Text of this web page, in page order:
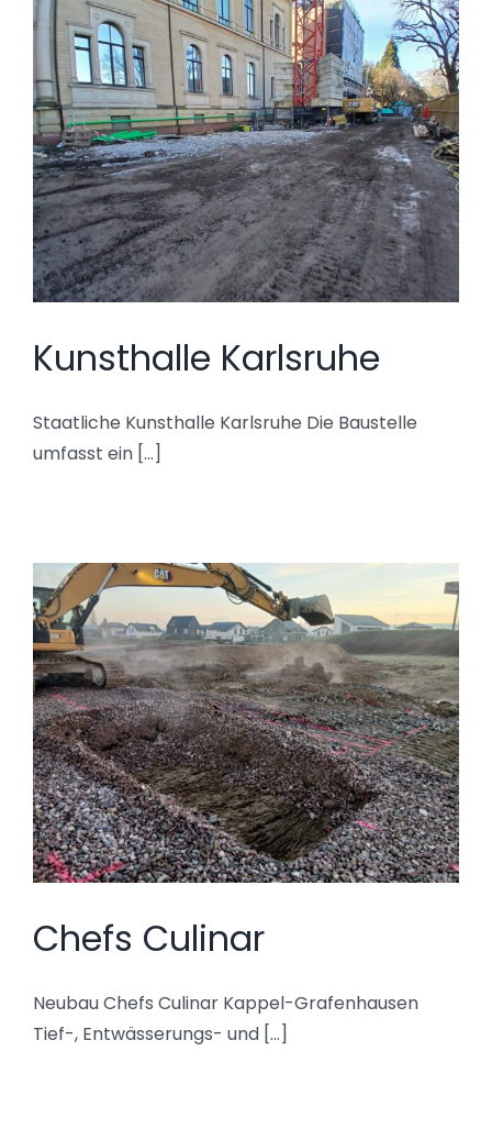
Kunsthalle Karlsruhe
Staatliche Kunsthalle Karlsruhe Die Baustelle
umfasst ein [...]
Chefs Culinar
Neubau Chefs Culinar Kappel-Grafenhausen
Tief-, Entwässerungs- und [...]